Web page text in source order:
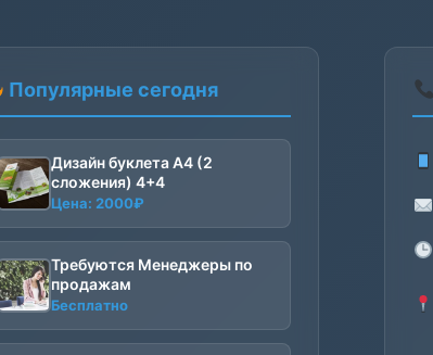
Популярные сегодня
Дизайн буклета А4 (2
сложения) 4+4
Цена: 2000₽
Требуются Менеджеры по
продажам
Бесплатно